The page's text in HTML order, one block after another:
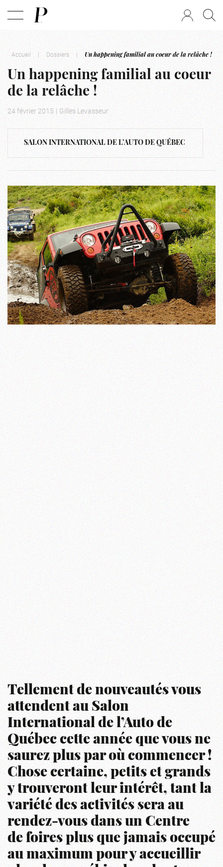
Accueil | Dossiers | Un happening familial au coeur de la relâche !
Un happening familial au coeur
de la relâche !
24 février 2015 | Gilles Levasseur
SALON INTERNATIONAL DE L’AUTO DE QUÉBEC
Tellement de nouveautés vous
attendent au Salon
International de l’Auto de
Québec cette année que vous ne
saurez plus par où commencer !
Chose certaine, petits et grands
y trouveront leur intérêt, tant la
variété des activités sera au
rendez-vous dans un Centre
de foires plus que jamais occupé
au maximum pour y accueillir